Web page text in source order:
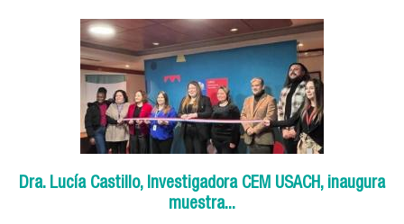
Dra. Lucía Castillo, Investigadora CEM USACH, inaugura
muestra...